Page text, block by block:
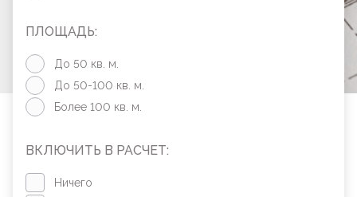
ПЛОЩАДЬ:
До 50 кв. м.
До 50-100 кв. м.
Более 100 кв. м.
ВКЛЮЧИТЬ В РАСЧЕТ:
Ничего